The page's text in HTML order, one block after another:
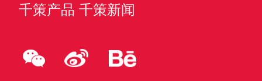
千策产品 千策新闻